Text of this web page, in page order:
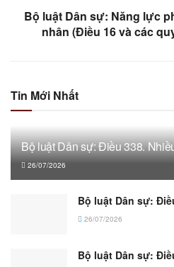
Bộ luật Dân sự: Năng lực
nhân (Điều 16 và các
Tin Mới Nhất
Bộ luật Dân sự: Điều 338.
26/07/2026
Bộ luật Dân sự:
26/07/2026
Bộ luật Dân sự: